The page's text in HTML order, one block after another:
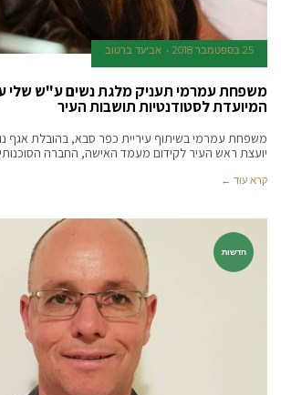
25 בספטמבר 2018 אביעד ברטוב
משפחת עמרמי תעניק מלגת נשים ע"ש שלי
המיועדת לסטודנטיות תושבות העיר
משפחת עמרמי בשיתוף עיריית כפר סבא, בהובלת אגף
יועצת ראש העיר לקידום מעמד האישה, החברה
קרא עוד ←
חדשות